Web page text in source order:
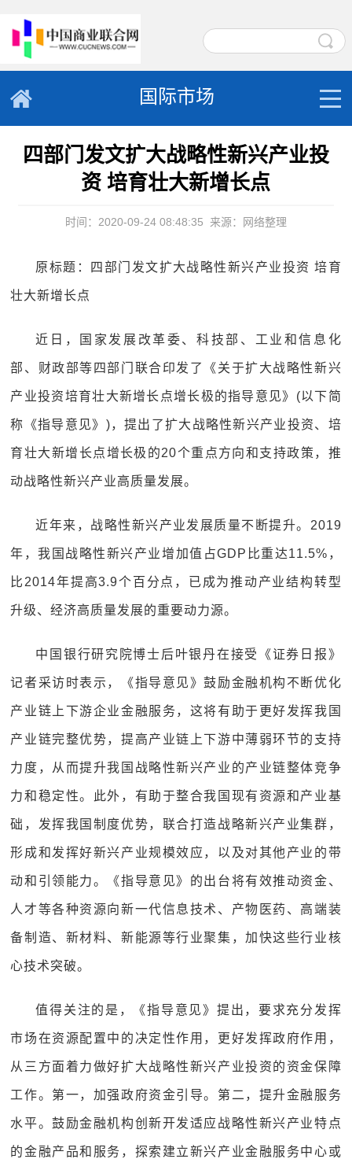
国际市场
四部门发文扩大战略性新兴产业投
资 培育壮大新增长点
时间：2020-09-24 08:48:35 来源：网络整理
原标题：四部门发文扩大战略性新兴产业投资 培育
壮大新增长点
近日，国家发展改革委、科技部、工业和信息化
部、财政部等四部门联合印发了《关于扩大战略性新兴
产业投资培育壮大新增长点增长极的指导意见》(以下简
称《指导意见》)，提出了扩大战略性新兴产业投资、培
育壮大新增长点增长极的20个重点方向和支持政策，推
动战略性新兴产业高质量发展。
近年来，战略性新兴产业发展质量不断提升。2019
年，我国战略性新兴产业增加值占GDP比重达11.5%，
比2014年提高3.9个百分点，已成为推动产业结构转型
升级、经济高质量发展的重要动力源。
中国银行研究院博士后叶银丹在接受《证券日报》
记者采访时表示，《指导意见》鼓励金融机构不断优化
产业链上下游企业金融服务，这将有助于更好发挥我国
产业链完整优势，提高产业链上下游中薄弱环节的支持
力度，从而提升我国战略性新兴产业的产业链整体竞争
力和稳定性。此外，有助于整合我国现有资源和产业基
础，发挥我国制度优势，联合打造战略新兴产业集群，
形成和发挥好新兴产业规模效应，以及对其他产业的带
动和引领能力。《指导意见》的出台将有效推动资金、
人才等各种资源向新一代信息技术、产物医药、高端装
备制造、新材料、新能源等行业聚集，加快这些行业核
心技术突破。
值得关注的是，《指导意见》提出，要求充分发挥
市场在资源配置中的决定性作用，更好发挥政府作用，
从三方面着力做好扩大战略性新兴产业投资的资金保障
工作。第一，加强政府资金引导。第二，提升金融服务
水平。鼓励金融机构创新开发适应战略性新兴产业特点
的金融产品和服务，探索建立新兴产业金融服务中心或